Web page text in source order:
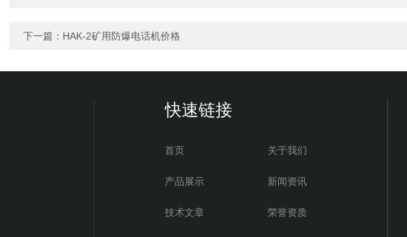
下一篇： HAK-2矿用防爆电话机价格
快速链接
首页 关于我们
产品展示 新闻资讯
技术文章 荣誉资质